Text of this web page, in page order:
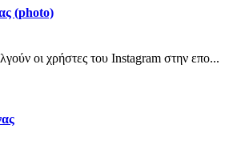
(photo)
οι χρήστες του Instagram στην επο...